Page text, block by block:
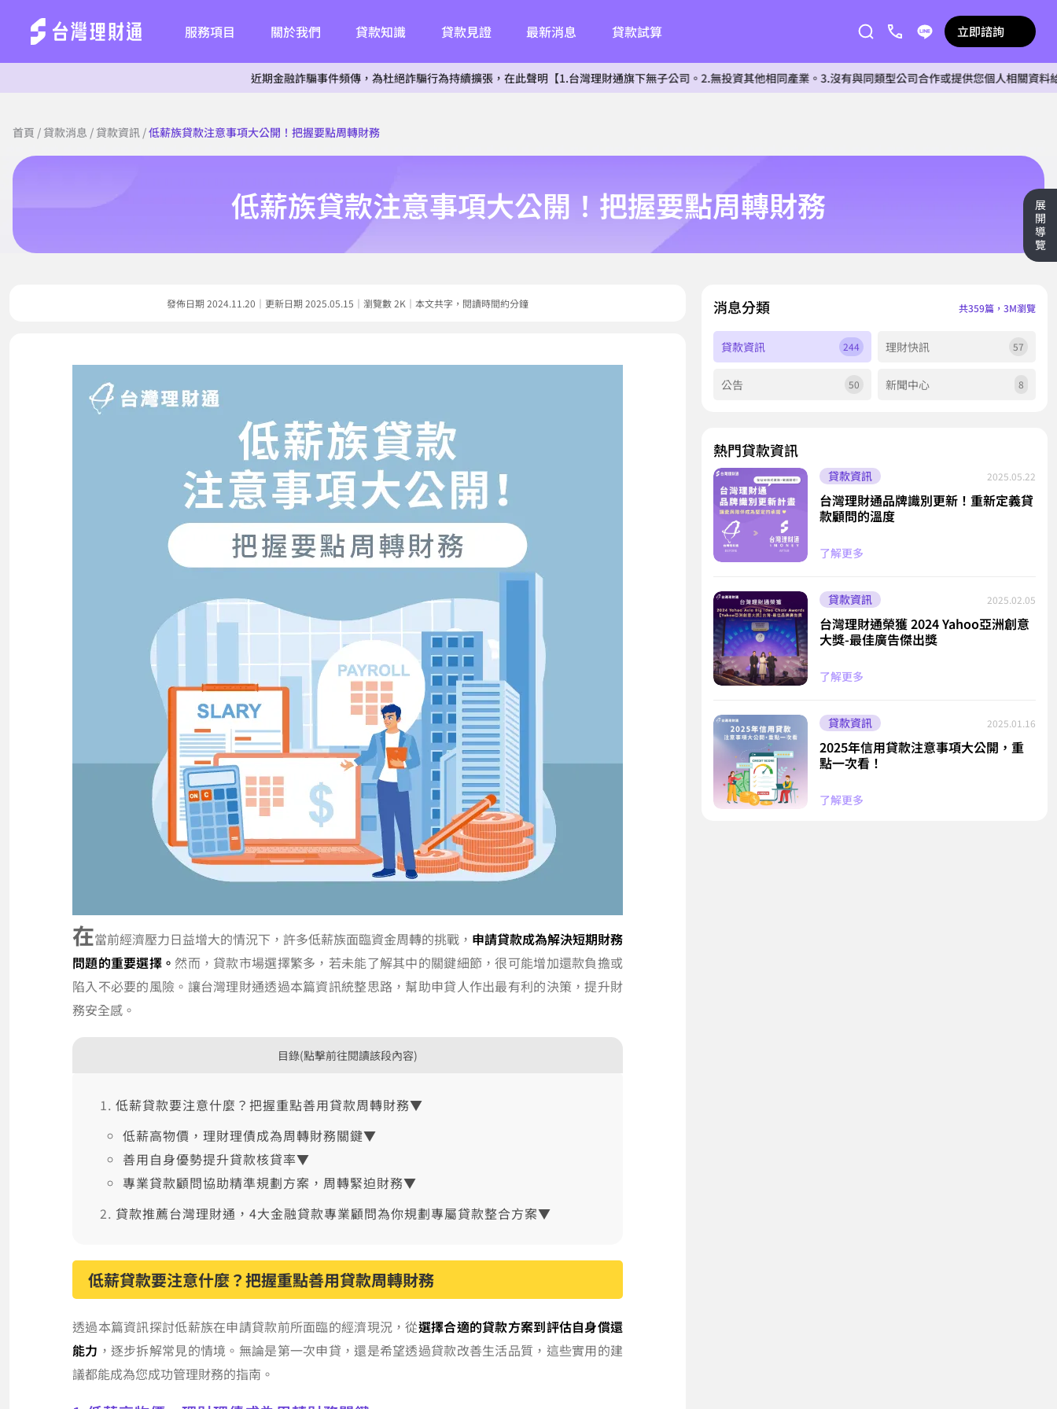
服務項目 關於我們 貸款知識 貸款見證 最新消息 貸款試算 立即諮詢
近期金融詐騙事件頻傳，為杜絕詐騙行為持續擴張，在此聲明【1.台灣理財通旗下無子公司。2.無投資其他相同產業。3.沒有與同類型公司合作或提供您個人相關資料給任何單
首頁 / 貸款消息 / 貸款資訊 /低薪族貸款注意事項大公開！把握要點周轉財務
低薪族貸款注意事項大公開！把握要點周轉財務
發佈日期 2024.11.20｜更新日期 2025.05.15｜瀏覽數 2K｜本文共字，閱讀時間約分鐘
在當前經濟壓力日益增大的情況下，許多低薪族面臨資金周轉的挑戰， 申請貸款成為解決短期財務
問題的重要選擇。 然而，貸款市場選擇繁多，若未能了解其中的關鍵細節，很可能增加還款負擔或
陷入不必要的風險。讓台灣理財通透過本篇資訊統整思路，幫助申貸人作出最有利的決策，提升財
務安全感。
目錄(點擊前往閱讀該段內容)
低薪貸款要注意什麼？把握重點善用貸款周轉財務▼
低薪高物價，理財理債成為周轉財務關鍵▼
善用自身優勢提升貸款核貸率▼
專業貸款顧問協助精準規劃方案，周轉緊迫財務▼
貸款推薦台灣理財通，4大金融貸款專業顧問為你規劃專屬貸款整合方案▼
低薪貸款要注意什麼？把握重點善用貸款周轉財務
透過本篇資訊探討低薪族在申請貸款前所面臨的經濟現況，從選擇合適的貸款方案到評估自身償還
能力 ，逐步拆解常見的情境。無論是第一次申貸，還是希望透過貸款改善生活品質，這些實用的建
議都能成為您成功管理財務的指南。
消息分類 共359篇，3M瀏覽
貸款資訊 244 理財快訊 57
公告 50 新聞中心 8
熱門貸款資訊
貸款資訊 2025.05.22
台灣理財通品牌識別更新！重新定義貸
款顧問的溫度
了解更多
貸款資訊 2025.02.05
台灣理財通榮獲 2024 Yahoo亞洲創意
大獎-最佳廣告傑出獎
了解更多
貸款資訊 2025.01.16
2025年信用貸款注意事項大公開，重
點一次看！
了解更多
展
開
導
覽